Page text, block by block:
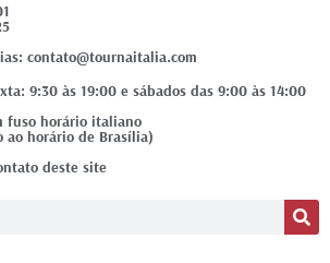
contato@tournaitalia.com
9:30 às 19:00 e sábados das 9:00 às 14:00
fuso horário italiano
ao horário de Brasília)
deste site